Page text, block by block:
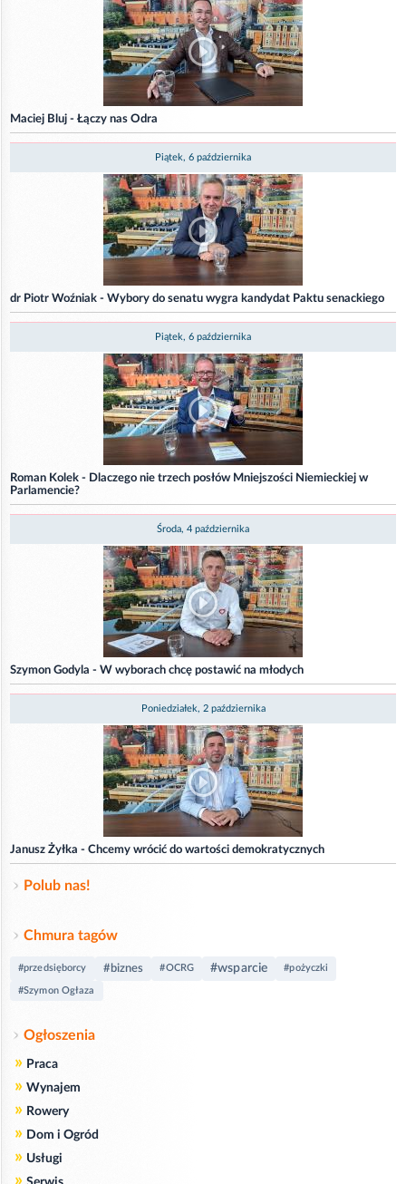
Maciej Bluj - Łączy nas Odra
Piątek, 6 października
dr Piotr Woźniak - Wybory do senatu wygra kandydat Paktu senackiego
Piątek, 6 października
Roman Kolek - Dlaczego nie trzech posłów Mniejszości Niemieckiej w
Parlamencie?
Środa, 4 października
Szymon Godyla - W wyborach chcę postawić na młodych
Poniedziałek, 2 października
Janusz Żyłka - Chcemy wrócić do wartości demokratycznych
Polub nas!
Chmura tagów
#przedsięborcy #biznes #OCRG #wsparcie #pożyczki
#Szymon Ogłaza
Ogłoszenia
» Praca
» Wynajem
» Rowery
» Dom i Ogród
» Usługi
»